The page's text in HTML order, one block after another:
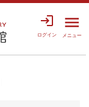
login
ログイン
menu
メニュー